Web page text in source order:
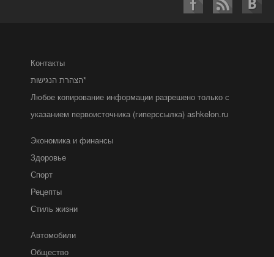
Контакты
הצהרת הנגישות*
Любое копирование информации разрешено только с
указанием первоисточника (гиперссылка) ashkelon.ru
Экономика и финансы
Здоровье
Спорт
Рецепты
Стиль жизни
Автомобили
Общество